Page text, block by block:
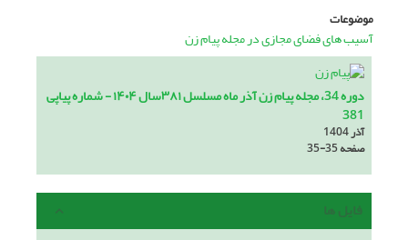
موضوعات
آسیب های فضای مجازی در مجله پیام زن
دوره 34، مجله پیام زن آذر ماه مسلسل ۳۸۱سال ۱۴۰۴ - شماره پیاپی
381
آذر 1404
صفحه35-35
فایل ها